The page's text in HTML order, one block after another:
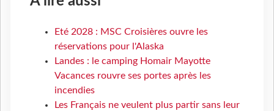
Eté 2028 : MSC Croisières ouvre les
réservations pour l'Alaska
Landes : le camping Homair Mayotte
Vacances rouvre ses portes après les
incendies
Les Français ne veulent plus partir sans leur